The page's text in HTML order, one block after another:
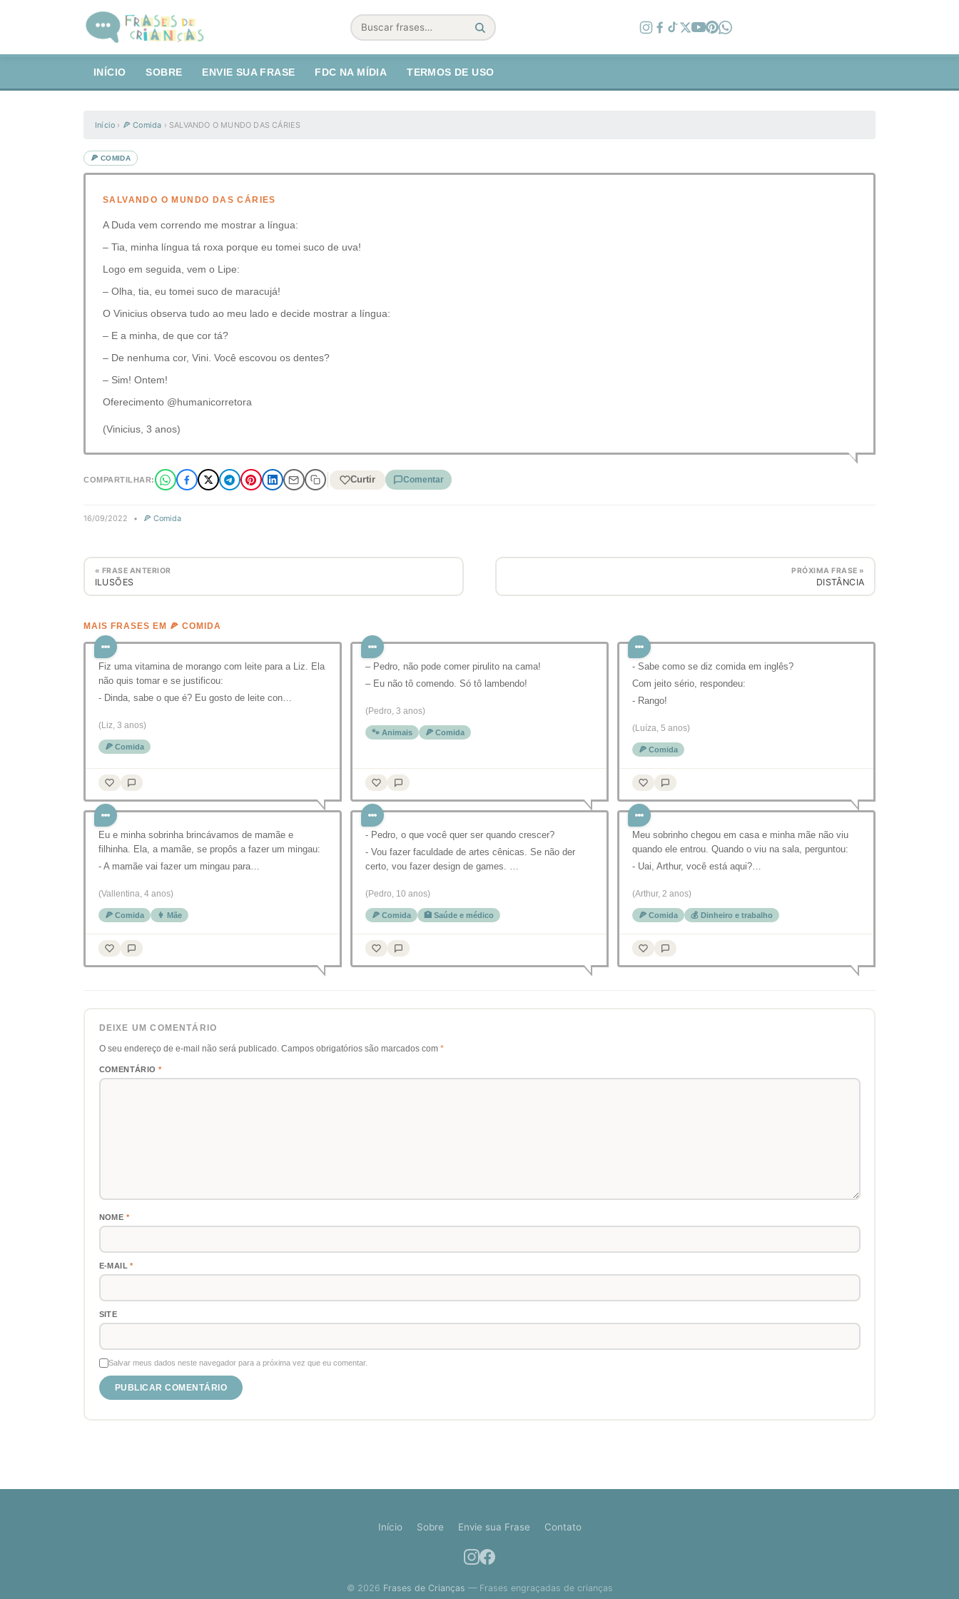
Buscar
INÍCIO SOBRE ENVIE SUA FRASE FDC NA MÍDIA TERMOS DE USO
Início › 🍕 Comida › SALVANDO O MUNDO DAS CÁRIES
🍕 COMIDA
SALVANDO O MUNDO DAS CÁRIES
A Duda vem correndo me mostrar a língua:
– Tia, minha língua tá roxa porque eu tomei suco de uva!
Logo em seguida, vem o Lipe:
– Olha, tia, eu tomei suco de maracujá!
O Vinicius observa tudo ao meu lado e decide mostrar a língua:
– E a minha, de que cor tá?
– De nenhuma cor, Vini. Você escovou os dentes?
– Sim! Ontem!
Oferecimento @humanicorretora
(Vinicius, 3 anos)
COMPARTILHAR: Curtir Comentar
16/09/2022 • 🍕 Comida
« FRASE ANTERIOR
ILUSÕES
PRÓXIMA FRASE »
DISTÂNCIA
MAIS FRASES EM 🍕 COMIDA
Fiz uma vitamina de morango com leite para a Liz. Ela
não quis tomar e se justificou:
- Dinda, sabe o que é? Eu gosto de leite con…
(Liz, 3 anos)
🍕 Comida
– Pedro, não pode comer pirulito na cama!
– Eu não tô comendo. Só tô lambendo!
(Pedro, 3 anos)
🐾 Animais 🍕 Comida
- Sabe como se diz comida em inglês?
Com jeito sério, respondeu:
- Rango!
(Luíza, 5 anos)
🍕 Comida
Eu e minha sobrinha brincávamos de mamãe e
filhinha. Ela, a mamãe, se propôs a fazer um mingau:
- A mamãe vai fazer um mingau para…
(Vallentina, 4 anos)
🍕 Comida 👩 Mãe
- Pedro, o que você quer ser quando crescer?
- Vou fazer faculdade de artes cênicas. Se não der
certo, vou fazer design de games. …
(Pedro, 10 anos)
🍕 Comida 🏥 Saúde e médico
Meu sobrinho chegou em casa e minha mãe não viu
quando ele entrou. Quando o viu na sala, perguntou:
- Uai, Arthur, você está aqui?…
(Arthur, 2 anos)
🍕 Comida 💰 Dinheiro e trabalho
DEIXE UM COMENTÁRIO
O seu endereço de e-mail não será publicado. Campos obrigatórios são marcados com *
COMENTÁRIO *
NOME *
E-MAIL*
SITE
Salvar meus dados neste navegador para a próxima vez que eu comentar.
Início Sobre Envie sua Frase Contato
© 2026 Frases de Crianças — Frases engraçadas de crianças